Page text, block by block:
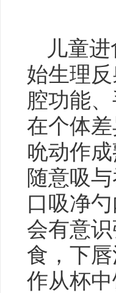
儿童
始生理
腔功能
在个体
吮动作
随意吸
口吸净
会有意
食，下
作从杯